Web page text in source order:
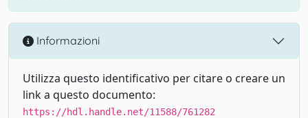
Informazioni
Utilizza questo identificativo per citare o creare un
link a questo documento:
https://hdl.handle.net/11588/761282